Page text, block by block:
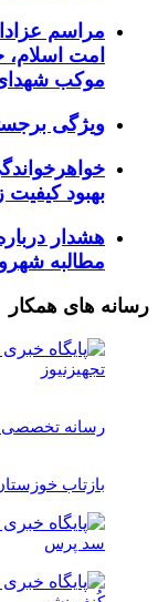
مراسم
امت
موکب
ویژگی
بهبود
هشدار
مطالبه
رسانه های همکار
تجهیزنیوز
رسانه تخصصی
بازتاب
سد پرس